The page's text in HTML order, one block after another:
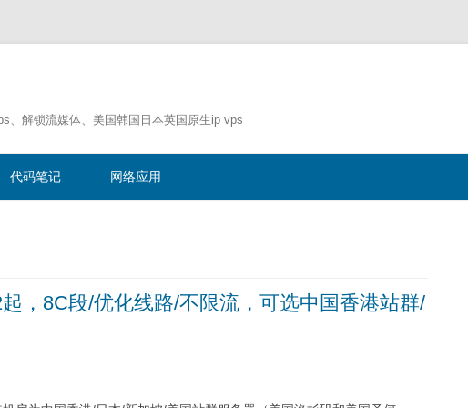
、解锁流媒体、美国韩国日本英国原生ip vps
文
代码笔记 网络应用
，8C段/优化线路/不限流，可选中国香港站群/